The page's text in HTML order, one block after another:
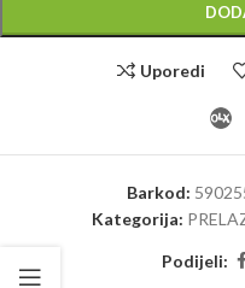
Uporedi
Barkod:
Kategorija:
Podijeli: